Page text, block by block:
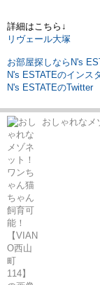
詳細はこちら↓
リヴェール大塚
お部屋探しならN's
N's ESTATEのインス
N's ESTATEのTwitter
おしゃれなメ